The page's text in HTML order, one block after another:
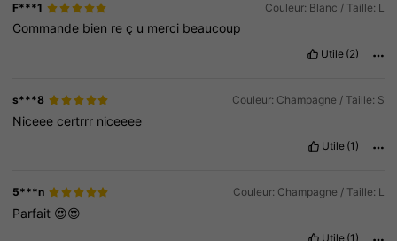
F***1 Couleur: Blanc / Taille: L
Commande bien reç u merci beaucoup
Utile (2)
s***8 Couleur: Champagne / Taille: S
Niceeecertrrr niceeee
Utile (1)
5***n Couleur: Champagne / Taille: L
Parfait 😍😍
Utile (1)